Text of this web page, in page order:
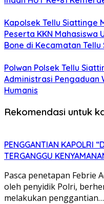
Kapolsek Tellu Siattinge
Peserta KKN Mahasiswa
Bone di Kecamatan
Polwan Polsek Tellu
Administrasi Pengaduan
Humanis
Rekomendasi untuk
PENGGANTIAN KAPOLRI
TERGANGGU
Pasca penetapan Febrie
oleh penyidik Polri,
melakukan penggantian…